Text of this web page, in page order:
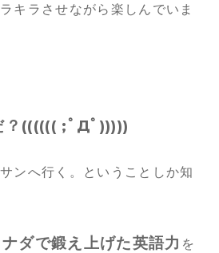
キラさせながら楽しんでいま
？(((((( ;ﾟДﾟ)))))
ンへ行く。ということしか知
ナダで鍛え上げた英語力 を